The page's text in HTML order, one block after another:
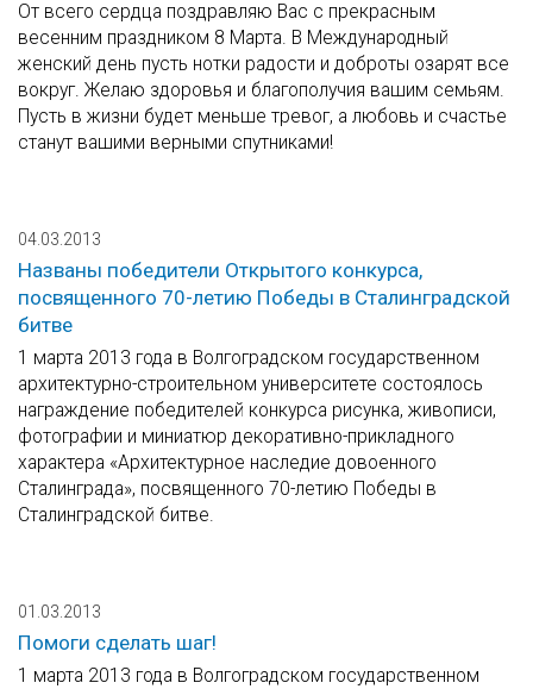
От всего сердца поздравляю Вас с прекрасным
весенним праздником 8 Марта. В Международный
женский день пусть нотки радости и доброты озарят все
вокруг. Желаю здоровья и благополучия вашим семьям.
Пусть в жизни будет меньше тревог, а любовь и счастье
станут вашими верными спутниками!
04.03.2013
Названы победители Открытого конкурса,
посвященного 70-летию Победы в Сталинградской
битве
1 марта 2013 года в Волгоградском государственном
архитектурно-строительном университете состоялось
награждение победителей конкурса рисунка, живописи,
фотографии и миниатюр декоративно-прикладного
характера «Архитектурное наследие довоенного
Сталинграда», посвященного 70-летию Победы в
Сталинградской битве.
01.03.2013
Помоги сделать шаг!
1 марта 2013 года в Волгоградском государственном